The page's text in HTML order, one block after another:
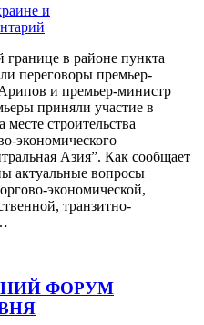
и
границе в районе пункта
переговоры премьер-
и премьер-министр
приняли участие в
строительства
экономического
Азия”. Как сообщает
актуальные вопросы
экономической,
транзитно-
ФОРУМ